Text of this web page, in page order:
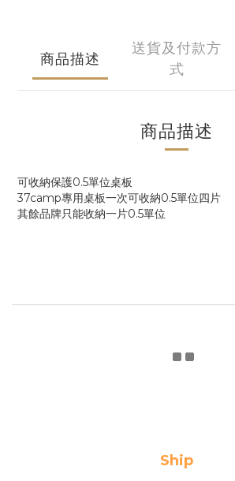
商品描述
送貨及付款方
式
商品描述
可收納保護0.5單位桌板
37camp專用桌板一次可收納0.5單位四片
其餘品牌只能收納一片0.5單位
Ship